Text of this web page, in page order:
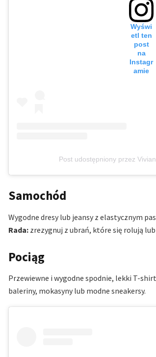
Wyświ
etl ten
post
na
Instagr
amie
Post udostępniony przez
Samochód
Wygodne dresy lub jeansy z elastycznym
Rada: zrezygnuj z ubrań, które się rolują
Pociąg
Przewiewne i wygodne spodnie, lekki T-
baleriny, mokasyny lub modne sneakersy.